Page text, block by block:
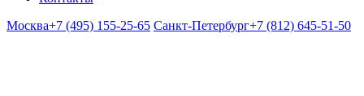
Москва+7 (495) 155-25-65 Санкт-Петербург+7 (812) 645-51-50